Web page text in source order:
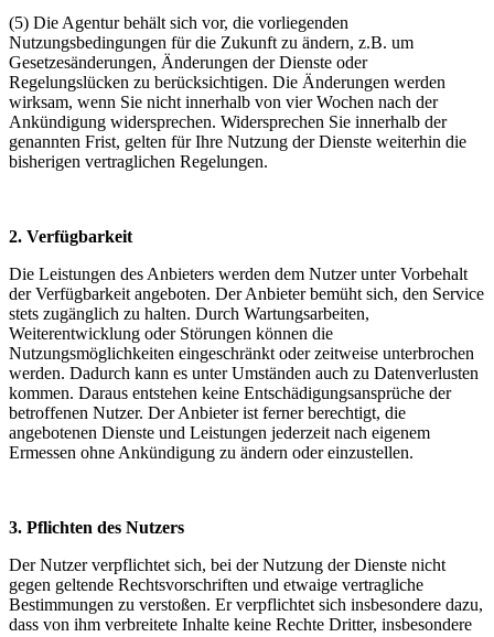
(5) Die Agentur behält sich vor, die vorliegenden
Nutzungsbedingungen für die Zukunft zu ändern, z.B. um
Gesetzesänderungen, Änderungen der Dienste oder
Regelungslücken zu berücksichtigen. Die Änderungen werden
wirksam, wenn Sie nicht innerhalb von vier Wochen nach der
Ankündigung widersprechen. Widersprechen Sie innerhalb der
genannten Frist, gelten für Ihre Nutzung der Dienste weiterhin die
bisherigen vertraglichen Regelungen.
2. Verfügbarkeit
Die Leistungen des Anbieters werden dem Nutzer unter Vorbehalt
der Verfügbarkeit angeboten. Der Anbieter bemüht sich, den Service
stets zugänglich zu halten. Durch Wartungsarbeiten,
Weiterentwicklung oder Störungen können die
Nutzungsmöglichkeiten eingeschränkt oder zeitweise unterbrochen
werden. Dadurch kann es unter Umständen auch zu Datenverlusten
kommen. Daraus entstehen keine Entschädigungsansprüche der
betroffenen Nutzer. Der Anbieter ist ferner berechtigt, die
angebotenen Dienste und Leistungen jederzeit nach eigenem
Ermessen ohne Ankündigung zu ändern oder einzustellen.
3. Pflichten des Nutzers
Der Nutzer verpflichtet sich, bei der Nutzung der Dienste nicht
gegen geltende Rechtsvorschriften und etwaige vertragliche
Bestimmungen zu verstoßen. Er verpflichtet sich insbesondere dazu,
dass von ihm verbreitete Inhalte keine Rechte Dritter, insbesondere